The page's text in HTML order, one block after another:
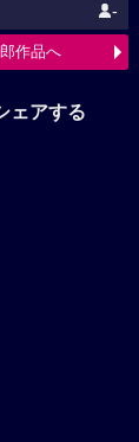
-
作品へ
ェアする